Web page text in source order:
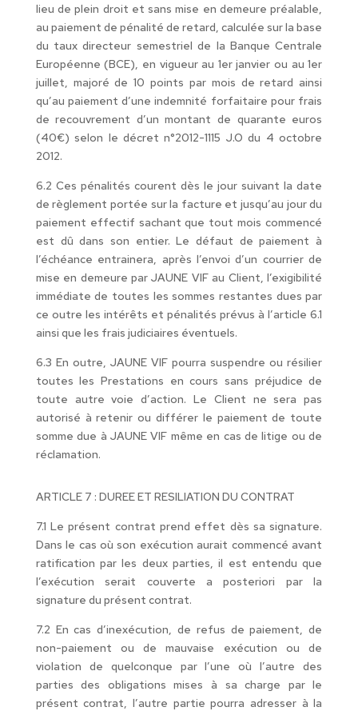
lieu de plein droit et sans mise en demeure préalable,
au paiement de pénalité de retard, calculée sur la base
du taux directeur semestriel de la Banque Centrale
Européenne (BCE), en vigueur au 1er janvier ou au 1er
juillet, majoré de 10 points par mois de retard ainsi
qu’au paiement d’une indemnité forfaitaire pour frais
de recouvrement d’un montant de quarante euros
(40€) selon le décret n°2012-1115 J.O du 4 octobre
2012.
6.2 Ces pénalités courent dès le jour suivant la date
de règlement portée sur la facture et jusqu’au jour du
paiement effectif sachant que tout mois commencé
est dû dans son entier. Le défaut de paiement à
l’échéance entrainera, après l’envoi d’un courrier de
mise en demeure par JAUNE VIF au Client, l’exigibilité
immédiate de toutes les sommes restantes dues par
ce outre les intérêts et pénalités prévus à l’article 6.1
ainsi que les frais judiciaires éventuels.
6.3 En outre, JAUNE VIF pourra suspendre ou résilier
toutes les Prestations en cours sans préjudice de
toute autre voie d’action. Le Client ne sera pas
autorisé à retenir ou différer le paiement de toute
somme due à JAUNE VIF même en cas de litige ou de
réclamation.
ARTICLE 7 : DUREE ET RESILIATION DU CONTRAT
7.1 Le présent contrat prend effet dès sa signature.
Dans le cas où son exécution aurait commencé avant
ratification par les deux parties, il est entendu que
l’exécution serait couverte a posteriori par la
signature du présent contrat.
7.2 En cas d’inexécution, de refus de paiement, de
non-paiement ou de mauvaise exécution ou de
violation de quelconque par l’une où l’autre des
parties des obligations mises à sa charge par le
présent contrat, l’autre partie pourra adresser à la